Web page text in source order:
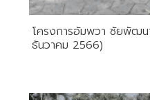
โครงการอัมพวา ชัยพัฒ
ธันวาคม 2566)